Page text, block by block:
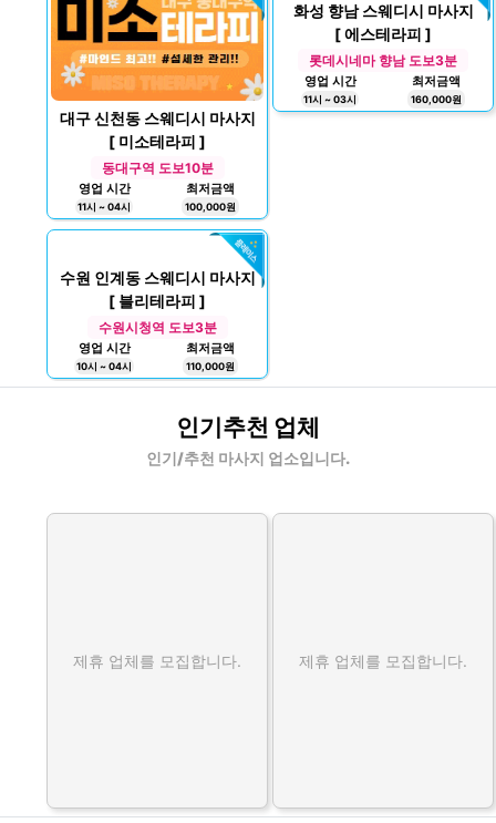
대구 신천동 스웨디시 마사지
[ 미소테라피 ]
동대구역 도보10분
영업 시간
11시 ~ 04시
최저금액
100,000원
화성 향남 스웨디시 마사지
[ 에스테라피 ]
롯데시네마 향남 도보3분
영업 시간
11시 ~ 03시
최저금액
160,000원
수원 인계동 스웨디시 마사지
[ 블리테라피 ]
수원시청역 도보3분
영업 시간
10시 ~ 04시
최저금액
110,000원
인기추천 업체
인기/추천 마사지 업소입니다.
제휴 업체를 모집합니다. 제휴 업체를 모집합니다.